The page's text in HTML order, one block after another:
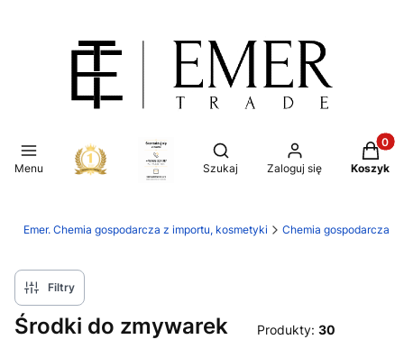
Menu
Otwórz wyszukiwarkę
Szukaj Zaloguj się Koszyk
Emer. Chemia gospodarcza z importu, kosmetyki Chemia gospodarcza
Filtry
Środki do zmywarek Produkty: 30